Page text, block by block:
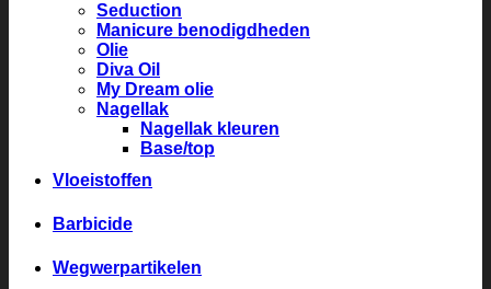
Seduction
Manicure benodigdheden
Olie
Diva Oil
My Dream olie
Nagellak
Nagellak kleuren
Base/top
Vloeistoffen
Barbicide
Wegwerpartikelen